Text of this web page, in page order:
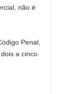
não é
Penal,
a cinco